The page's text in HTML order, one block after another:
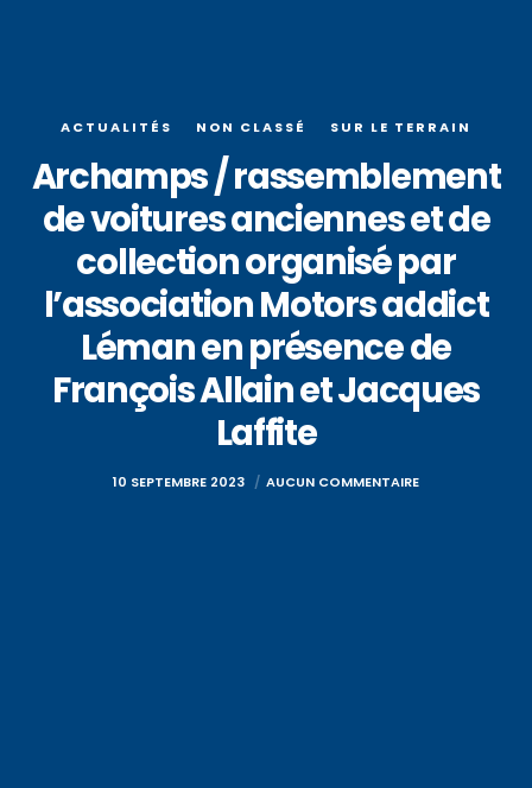
ACTUALITÉS NON CLASSÉ SUR LE TERRAIN
Archamps / rassemblement
de voitures anciennes et de
collection organisé par
l’association Motors addict
Léman en présence de
François Allain et Jacques
Laffite
10 SEPTEMBRE 2023 AUCUN COMMENTAIRE